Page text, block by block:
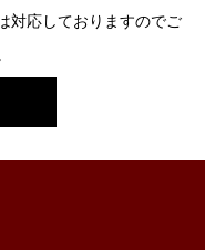
対応しておりますのでご